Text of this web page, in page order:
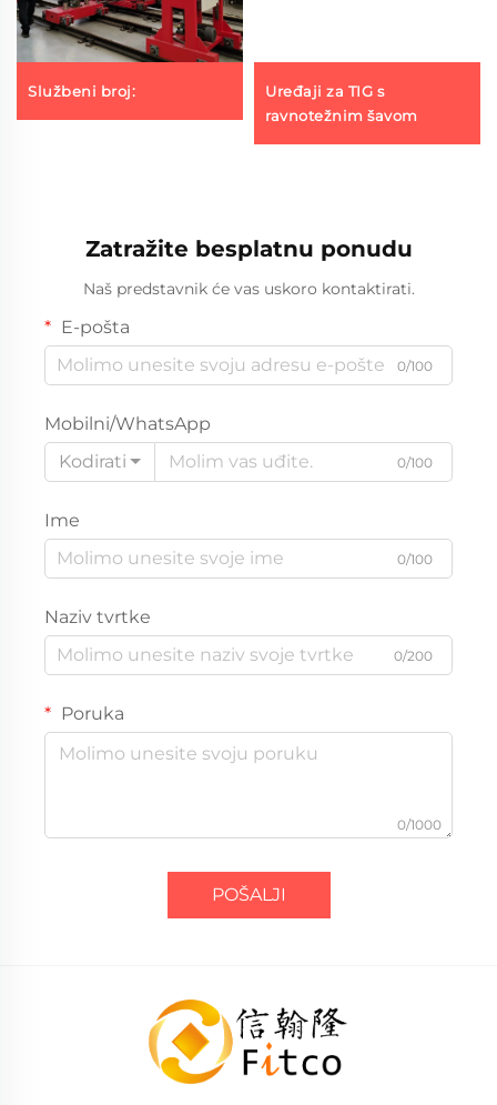
Službeni broj:
Uređaji za TIG s
ravnotežnim šavom
Zatražite besplatnu ponudu
Naš predstavnik će vas uskoro kontaktirati.
E-pošta
0/100
Mobilni/WhatsApp
Kodirati
0/100
Ime
0/100
Naziv tvrtke
0/200
Poruka
0/1000
POŠALJI